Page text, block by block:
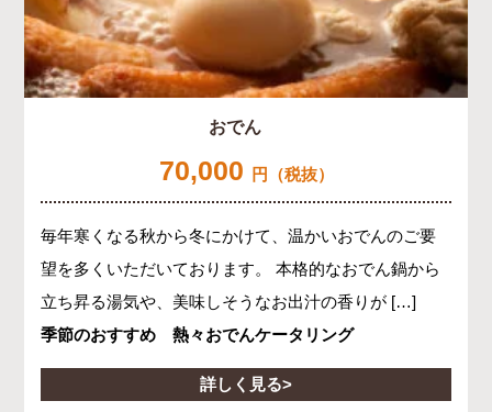
おでん
70,000 円（税抜）
毎年寒くなる秋から冬にかけて、温かいおでんのご要
望を多くいただいております。 本格的なおでん鍋から
立ち昇る湯気や、美味しそうなお出汁の香りが […]
季節のおすすめ 熱々おでんケータリング
詳しく見る